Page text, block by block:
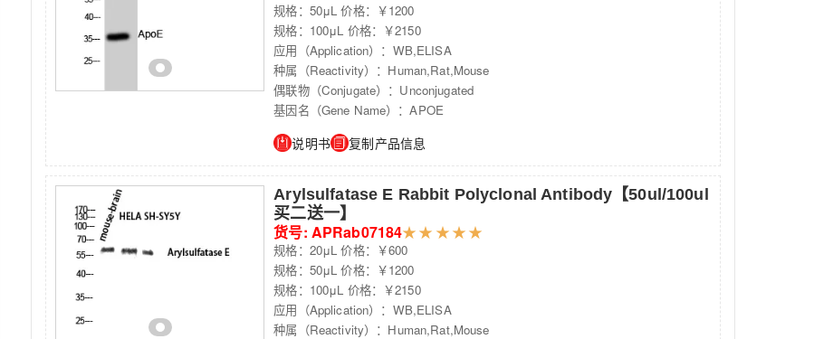
规格：50μL 价格：￥1200
规格：100μL 价格：￥2150
应用（Application）：WB,ELISA
种属（Reactivity）：Human,Rat,Mouse
偶联物（Conjugate）：Unconjugated
基因名（Gene Name）：APOE
说明书 复制产品信息
Arylsulfatase E Rabbit Polyclonal Antibody【50ul/100ul
买二送一】
货号: APRab07184★★ ★★★
规格：20μL 价格：￥600
规格：50μL 价格：￥1200
规格：100μL 价格：￥2150
应用（Application）：WB,ELISA
种属（Reactivity）：Human,Rat,Mouse